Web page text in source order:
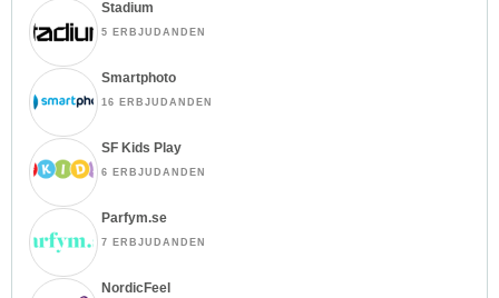
Stadium
5 ERBJUDANDEN
Smartphoto
16 ERBJUDANDEN
SF Kids Play
6 ERBJUDANDEN
Parfym.se
7 ERBJUDANDEN
NordicFeel